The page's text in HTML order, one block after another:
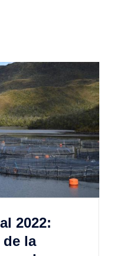
2022:
la